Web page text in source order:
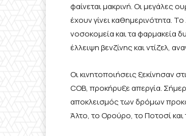
φαίνεται μακρινή. Οι μεγάλες
έχουν γίνει καθημερινότητα. Το
νοσοκομεία και τα φαρμακεία
έλλειψη βενζίνης και ντίζελ,
Οι κινητοποιήσεις ξεκίνησαν
COB, προκήρυξε απεργία.
αποκλεισμός των δρόμων
Άλτο, το Ορούρο, το Ποτοσί